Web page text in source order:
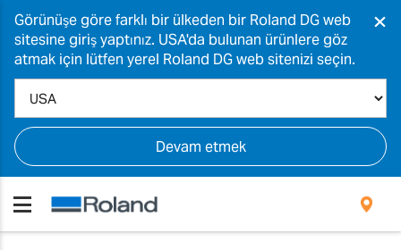
Görünüşe göre farklı bir ülkeden bir Roland DG web
sitesine giriş yaptınız. USA'da bulunan ürünlere göz
atmak için lütfen yerel Roland DG web sitenizi seçin.
Devam etmek
×